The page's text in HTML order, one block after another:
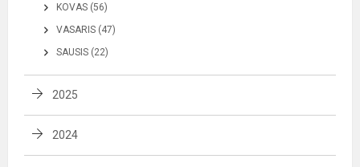
KOVAS (56)
VASARIS (47)
SAUSIS (22)
2025
2024